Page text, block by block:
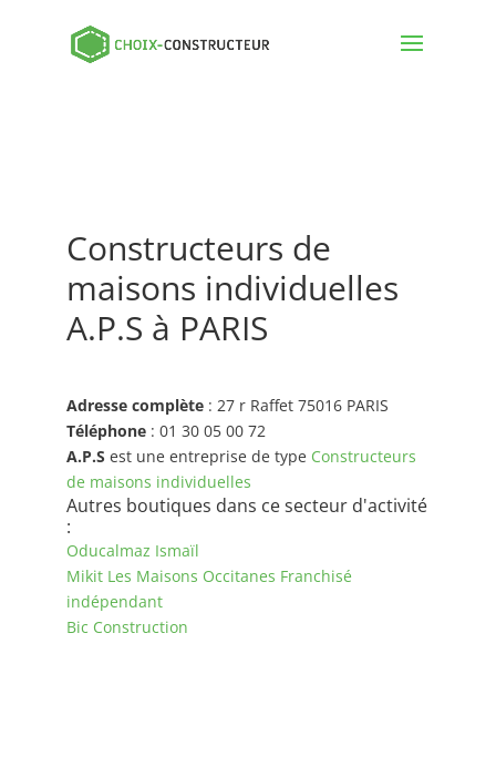
Constructeurs de
maisons individuelles
A.P.S à PARIS
Adresse complète: 27 r Raffet 75016 PARIS
Téléphone: 01 30 05 00 72
A.P.S est une entreprise de type Constructeurs
de maisons individuelles
Autres boutiques dans ce secteur d'activité
:
Oducalmaz Ismaïl
Mikit Les Maisons Occitanes Franchisé
indépendant
Bic Construction